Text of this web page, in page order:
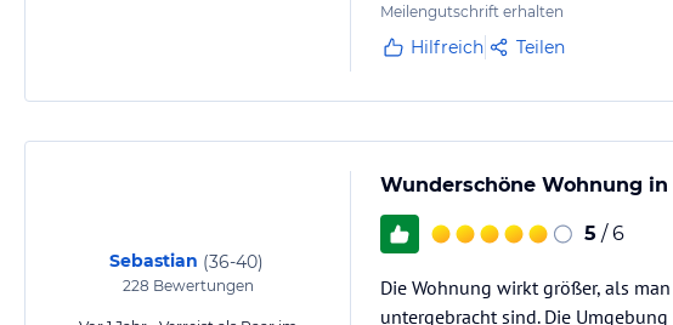
Das einzige Minus ist das
Meilengutschrift erhalten
Hilfreich Teilen
Sebastian (36-40)
228 Bewertungen
Wunderschöne Wohnung
5 / 6
Die Wohnung wirkt größer, als
untergebracht sind. Die